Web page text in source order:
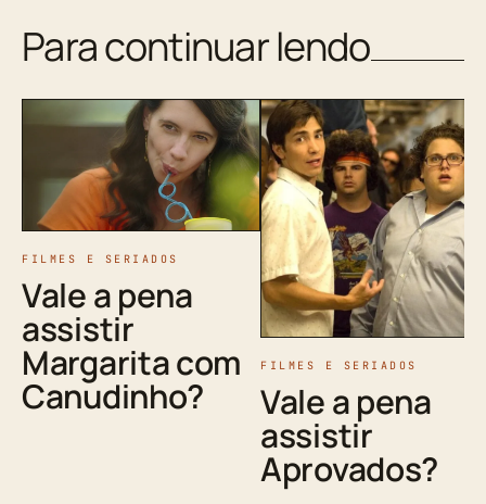
Para continuar lendo
FILMES E SERIADOS
Vale a pena
assistir
Margarita com
Canudinho?
FILMES E SERIADOS
Vale a pena
assistir
Aprovados?